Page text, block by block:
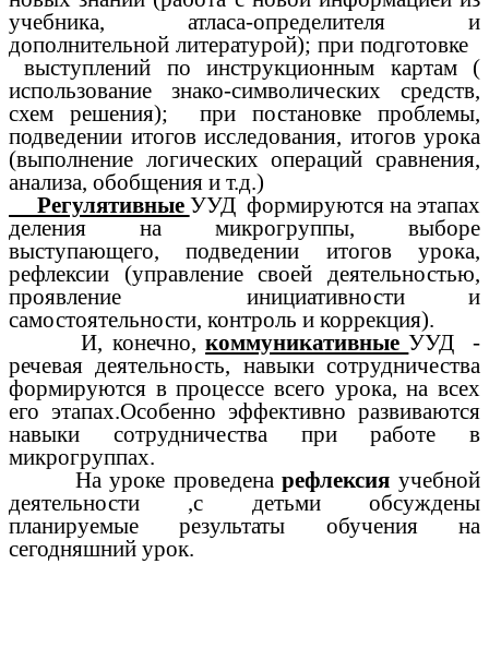
учебника, атласа-определителя и
дополнительной литературой); при подготовке
выступлений по инструкционным картам (
использование знако-символических средств,
схем решения); при постановке проблемы,
подведении итогов исследования, итогов урока
(выполнение логических операций сравнения,
анализа, обобщения и т.д.)
Регулятивные УУД формируются на этапах
деления на микрогруппы, выборе
выступающего, подведении итогов урока,
рефлексии (управление своей деятельностью,
проявление инициативности и
самостоятельности, контроль и коррекция).
И, конечно,коммуникативныеУУД -
речевая деятельность, навыки сотрудничества
формируются в процессе всего урока, на всех
его этапах.Особенно эффективно развиваются
навыки сотрудничества при работе в
микрогруппах.
На уроке проведенарефлексияучебной
деятельности ,с детьми обсуждены
планируемые результаты обучения на
сегодняшний урок.